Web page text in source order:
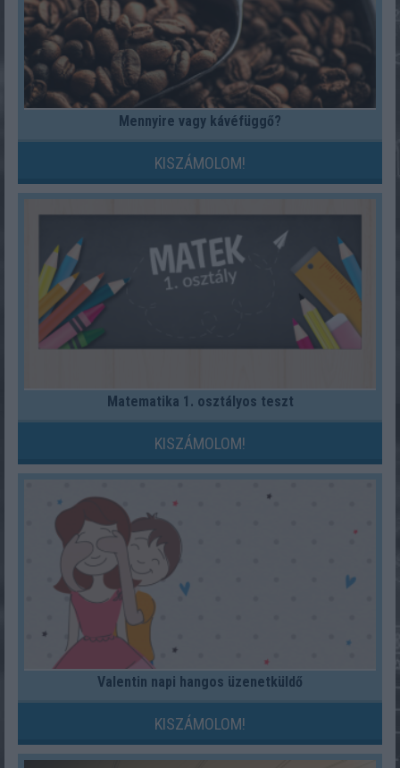
Mennyire vagy kávéfüggő?
KISZÁMOLOM!
Matematika 1. osztályos teszt
KISZÁMOLOM!
Valentin napi hangos üzenetküldő
KISZÁMOLOM!